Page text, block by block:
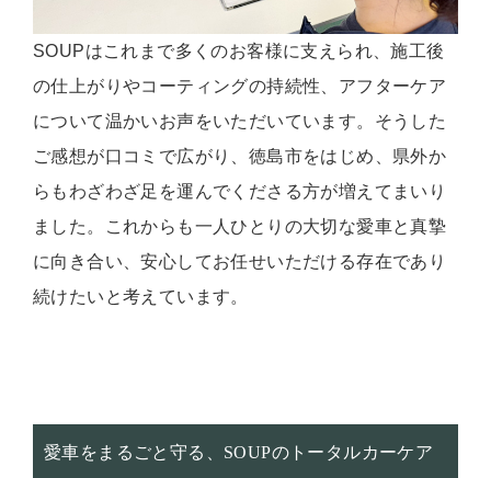
SOUPはこれまで多くのお客様に支えられ、施工後
の仕上がりやコーティングの持続性、アフターケア
について温かいお声をいただいています。そうした
ご感想が口コミで広がり、徳島市をはじめ、県外か
らもわざわざ足を運んでくださる方が増えてまいり
ました。これからも一人ひとりの大切な愛車と真摯
に向き合い、安心してお任せいただける存在であり
続けたいと考えています。
愛車をまるごと守る、SOUPのトータルカーケア